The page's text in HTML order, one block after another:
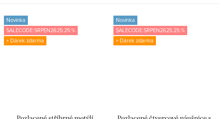
Novinka
SALECODE:SRPEN2625:25:%
+ Dárek zdarma
Novinka
SALECODE:SRPEN2625:25:%
+ Dárek zdarma